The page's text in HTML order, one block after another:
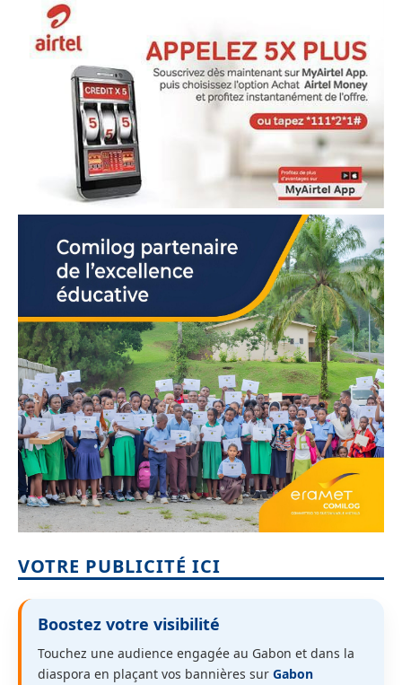
VOTRE PUBLICITÉ ICI
Boostez votre visibilité
Touchez une audience engagée au Gabon et dans la
diaspora en plaçant vos bannières sur Gabon